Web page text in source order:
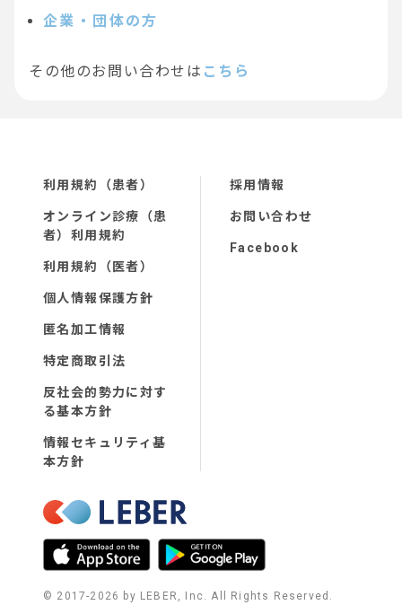
企業・団体の方
その他のお問い合わせは こちら
© 2017-2026 by LEBER, Inc. All Rights Reserved.
利用規約（患者）
オンライン診療（患
者）利用規約
利用規約（医者）
個人情報保護方針
匿名加工情報
特定商取引法
反社会的勢力に対す
る基本方針
情報セキュリティ基
本方針
採用情報
お問い合わせ
Facebook